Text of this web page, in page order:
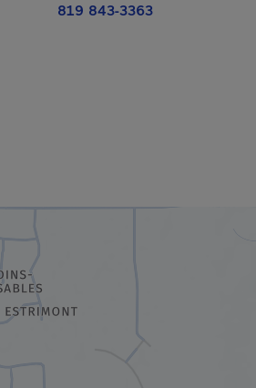
819 843-3363